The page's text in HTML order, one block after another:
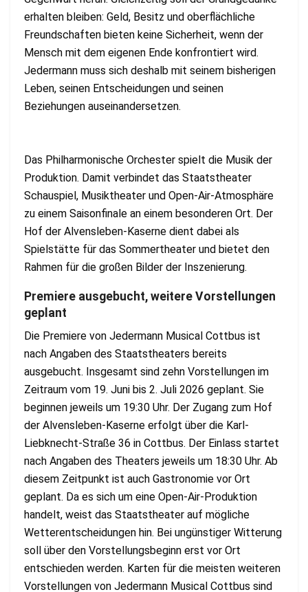
erhalten bleiben: Geld, Besitz und oberflächliche
Freundschaften bieten keine Sicherheit, wenn der
Mensch mit dem eigenen Ende konfrontiert wird.
Jedermann muss sich deshalb mit seinem bisherigen
Leben, seinen Entscheidungen und seinen
Beziehungen auseinandersetzen.
Das Philharmonische Orchester spielt die Musik der
Produktion. Damit verbindet das Staatstheater
Schauspiel, Musiktheater und Open-Air-Atmosphäre
zu einem Saisonfinale an einem besonderen Ort. Der
Hof der Alvensleben-Kaserne dient dabei als
Spielstätte für das Sommertheater und bietet den
Rahmen für die großen Bilder der Inszenierung.
Premiere ausgebucht, weitere Vorstellungen
geplant
Die Premiere von Jedermann Musical Cottbus ist
nach Angaben des Staatstheaters bereits
ausgebucht. Insgesamt sind zehn Vorstellungen im
Zeitraum vom 19. Juni bis 2. Juli 2026 geplant. Sie
beginnen jeweils um 19:30 Uhr. Der Zugang zum Hof
der Alvensleben-Kaserne erfolgt über die Karl-
Liebknecht-Straße 36 in Cottbus. Der Einlass startet
nach Angaben des Theaters jeweils um 18:30 Uhr. Ab
diesem Zeitpunkt ist auch Gastronomie vor Ort
geplant. Da es sich um eine Open-Air-Produktion
handelt, weist das Staatstheater auf mögliche
Wetterentscheidungen hin. Bei ungünstiger Witterung
soll über den Vorstellungsbeginn erst vor Ort
entschieden werden. Karten für die meisten weiteren
Vorstellungen von Jedermann Musical Cottbus sind